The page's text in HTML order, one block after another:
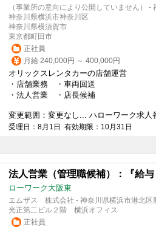
（事業所の意向により公開していません） -
神奈川県横浜市神奈川区
神奈川県横須賀市
東京都町田市
正社員
月給 240,000円 ～ 400,000円
オリックスレンタカーの店舗運営
・店舗業務 ・車両回送
・ 法人営業 ・店長候補
変更範囲：変更なし... ハローワーク求人
受理日：8月1日 有効期限：10月31日
法人営業（管理職候補）：『給
ローワーク大阪東
エムザス 株式会社 - 神奈川県横浜市港北区
光正第二ビル２階 横浜オフィス
正社員